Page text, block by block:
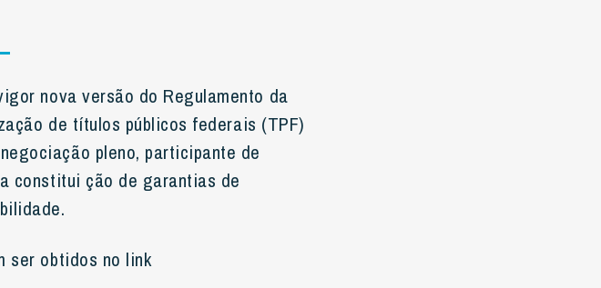
nova versão do Regulamento da
de títulos públicos federais (TPF)
pleno, participante de
constitui ção de garantias de
ser obtidos no link